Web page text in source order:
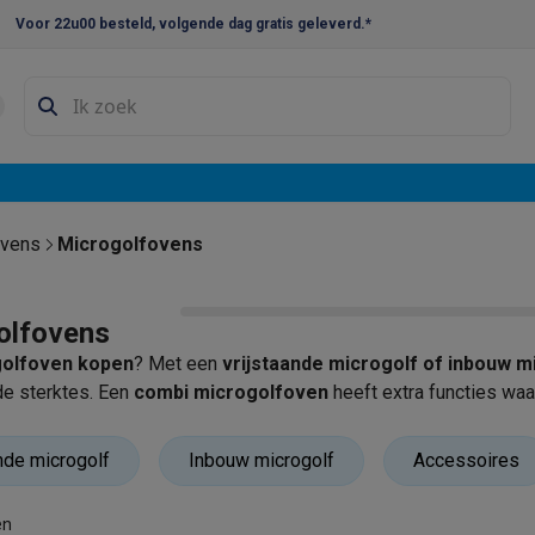
Voor 22u00 besteld, volgende dag gratis geleverd.*
koelkastenAmerikaanse koelkastenWijnkoelkasten
koelkastenInbouw diepvriezers
Gasfornuizen
Capsule- & padsmachines Nespresso Dolce Gusto
Juicers Yoghurtmachines
Microgolfovens
kopen? Met een vrijstaande microgolf of inbouw
sterktes. Een combi microgolfovenheeft extra functies
microgolf
Inbouw microgolf Accessoires